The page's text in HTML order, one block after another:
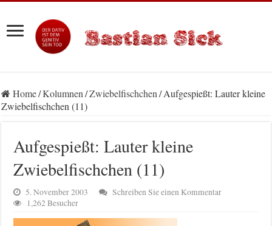
Home/Kolumnen/Zwiebelfischchen/Aufgespießt: Lauter kleine
Zwiebelfischchen (11)
Aufgespießt: Lauter kleine
Zwiebelfischchen (11)
5. November 2003
Schreiben Sie einen Kommentar
1,262 Besucher